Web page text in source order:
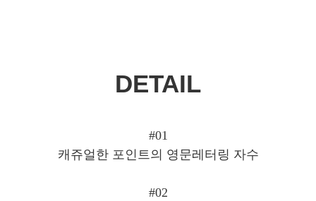
DETAIL
#01
캐쥬얼한 포인트의 영문레터링 자수
#02